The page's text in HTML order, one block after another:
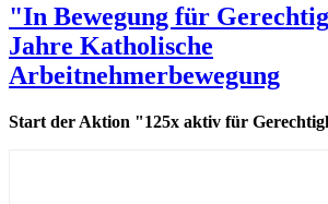
"In Bewegung für
Jahre Katholische
Arbeitnehmerbewegung
Start der Aktion "125x aktiv für